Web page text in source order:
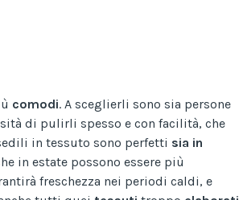
comodi. A sceglierli sono sia persone
di pulirli spesso e con facilità, che
in tessuto sono perfetti sia in
in estate possono essere più
freschezza nei periodi caldi, e